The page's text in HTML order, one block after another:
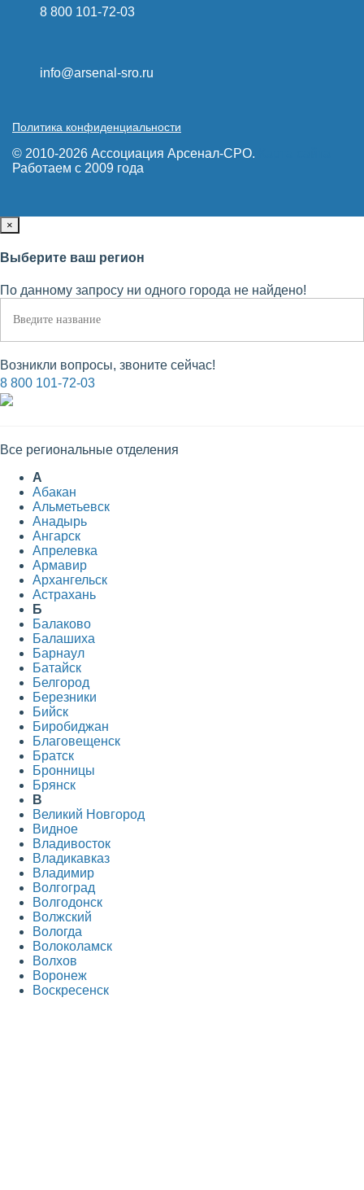
Политика конфиденциальности
8 800 101-72-03
info@arsenal-sro.ru
© 2010-2026 Ассоциация Арсенал-СРО.
Работаем с 2009 года
×
Выберите ваш регион
По данному запросу ни одного города не найдено!
Возникли вопросы, звоните сейчас!
8 800 101-72-03
Все региональные отделения
А
Абакан
Альметьевск
Анадырь
Ангарск
Апрелевка
Армавир
Архангельск
Астрахань
Б
Балаково
Балашиха
Барнаул
Батайск
Белгород
Березники
Бийск
Биробиджан
Благовещенск
Братск
Бронницы
Брянск
В
Великий Новгород
Видное
Владивосток
Владикавказ
Владимир
Волгоград
Волгодонск
Волжский
Вологда
Волоколамск
Волхов
Воронеж
Воскресенск